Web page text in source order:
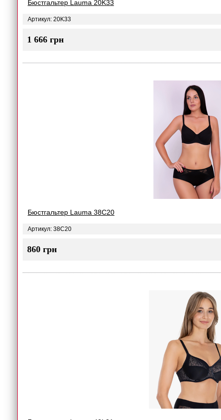
Бюстгальтер Lauma 20K33
Артикул: 20K33
1 666 грн
Бюстгальтер Lauma 38C20
Артикул: 38C20
860 грн